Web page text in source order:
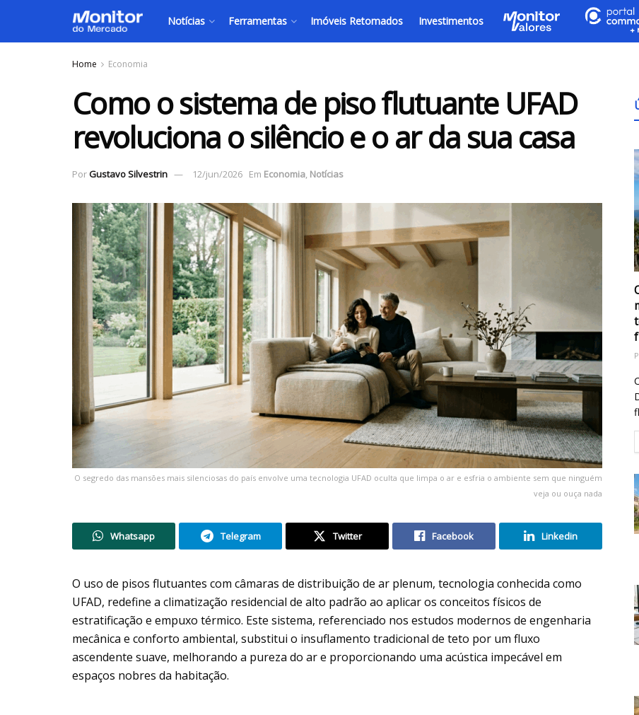
Notícias Ferramentas Imóveis Retomados Investimentos
Home Economia
Como o sistema de piso flutuante UFAD
revoluciona o silêncio e o ar da sua casa
PorGustavo Silvestrin 12/jun/2026 Em Economia, Notícias
O segredo das mansões mais silenciosas do país envolve uma tecnologia UFAD oculta que limpa o ar e esfria o ambiente sem que ninguém
veja ou ouça nada
Whatsapp Telegram Twitter Facebook Linkedin
O uso de pisos flutuantes com câmaras de distribuição de ar plenum, tecnologia conhecida como
UFAD, redefine a climatização residencial de alto padrão ao aplicar os conceitos físicos de
estratificação e empuxo térmico. Este sistema, referenciado nos estudos modernos de engenharia
mecânica e conforto ambiental, substitui o insuflamento tradicional de teto por um fluxo
ascendente suave, melhorando a pureza do ar e proporcionando uma acústica impecável em
espaços nobres da habitação.